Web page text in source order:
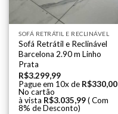
SOFÁ RETRÁTIL E RECLINÁVEL
Sofá Retrátil e Reclinável
Barcelona 2.90 m Linho
Prata
R$3.299,99
Pague em 10x de R$330,00
No cartão
à vista R$3.035,99( Com
8% de Desconto)